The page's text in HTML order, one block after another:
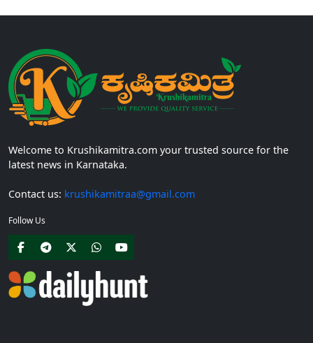
Welcome to Krushikamitra.com your trusted source for the
latest news in Karnataka.
Contact us: krushikamitraa@gmail.com
Follow Us